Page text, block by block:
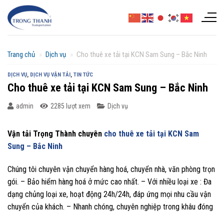
Chuyển
đến
Trang chủ » Dịch vụ » Cho thuê xe tải tại KCN Sam Sung – Bắc Ninh
DỊCH VỤ, DỊCH VỤ VẬN TẢI, TIN TỨC
Cho thuê xe tải tại KCN Sam Sung – Bắc Ninh
admin 2285 lượt xem Dịch vụ
Vận tải Trọng Thành chuyên cho thuê xe tải tại KCN Sam
Sung – Bắc Ninh
Chúng tôi chuyên vận chuyển hàng hoá, chuyển nhà, văn phòng trọn
gói. – Bảo hiểm hàng hoá ở mức cao nhất. – Với nhiều loại xe : Đa
dạng chủng loại xe, hoạt động 24h/24h, đáp ứng mọi nhu cầu vận
chuyển của khách. – Nhanh chóng, chuyên nghiệp trong khâu đóng